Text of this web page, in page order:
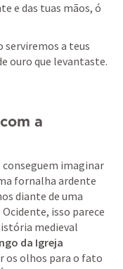
e das tuas mãos, ó
serviremos a teus
ouro que levantaste.
a
conseguem imaginar
fornalha ardente
diante de uma
isso parece
medieval
da Igreja
os olhos para o fato